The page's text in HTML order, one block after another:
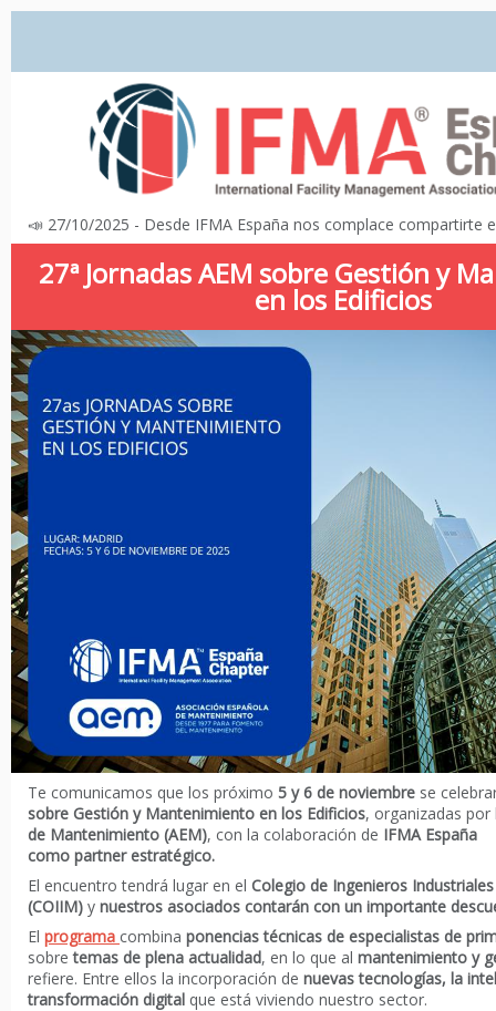
📣 27/10/2025 - Desde IFMA España nos complace compartirte
27ª Jornadas AEM sobre Gestión y
en los Edificios
Te comunicamos que los próximo 5 y 6 de noviembre se
sobre Gestión y Mantenimiento en los Edificios, organizadas
de Mantenimiento (AEM), con la colaboración de IFMA España
como partnerestratégico.
El encuentro tendrá lugar en el Colegio de Ingenieros
(COIIM) y nuestros asociados contarán con un importante
El programa combina ponencias técnicas de especialistas de
sobre temas de plena actualidad, en lo que al mantenimiento y
refiere. Entre ellos la incorporación de nuevas tecnologías, la
transformación digital que está viviendo nuestro sector.